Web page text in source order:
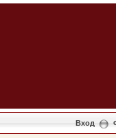
Вход